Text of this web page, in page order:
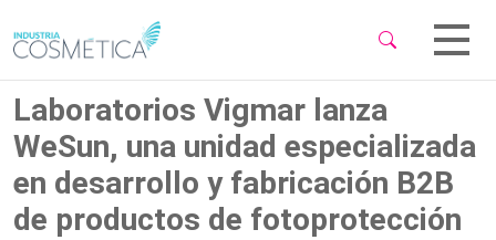
Menu
Menu
Laboratorios Vigmar lanza
WeSun, una unidad especializada
en desarrollo y fabricación B2B
de productos de fotoprotección